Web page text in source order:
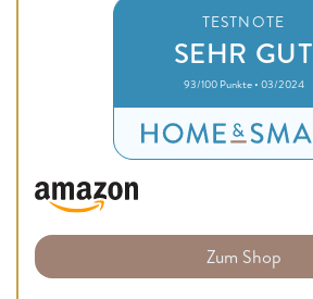
TESTNOTE
SEHR GUT
93/100 Punkte • 03/2024
Zum Shop